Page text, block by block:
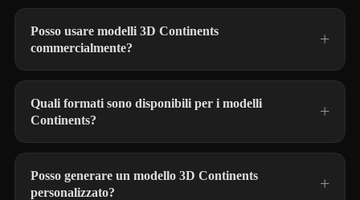
Posso usare modelli 3D Continents
commercialmente?
Quali formati sono disponibili per i modelli
Continents?
Posso generare un modello 3D Continents
personalizzato?